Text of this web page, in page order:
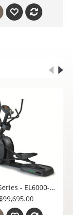
Green Series - EL6000-G1 Elíptica uso Comercial Ligero
$99,695.00